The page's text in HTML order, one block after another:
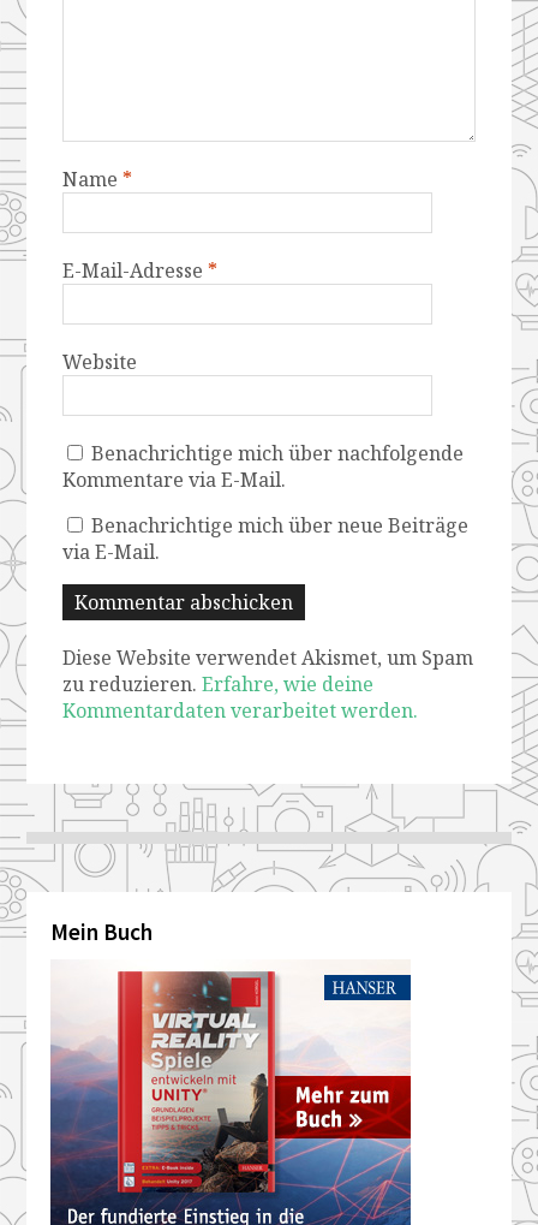
Name *
E-Mail-Adresse *
Website
Benachrichtige mich über nachfolgende
Kommentare via E-Mail.
Benachrichtige mich über neue Beiträge
via E-Mail.
Diese Website verwendet Akismet, um Spam
zu reduzieren.Erfahre, wie deine
Kommentardaten verarbeitet werden.
Mein Buch